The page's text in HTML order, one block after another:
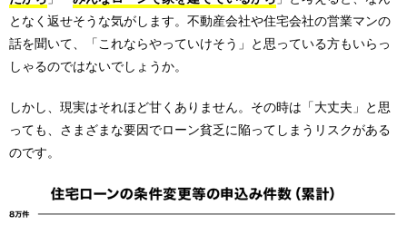
となく返せそうな気がします。不動産会社や住宅会社の営業マンの
話を聞いて、「これならやっていけそう」と思っている方もいらっ
しゃるのではないでしょうか。
しかし、現実はそれほど甘くありません。その時は「大丈夫」と思
っても、さまざまな要因でローン貧乏に陥ってしまうリスクがある
のです。